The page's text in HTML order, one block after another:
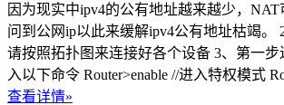
因为现实中ipv4的公有地址越来越少，
问到公网ip以此来缓解ipv4公有地址枯竭。
请按照拓扑图来连接好各个设备 3、第一
入以下命令 Router>enable //进入特权模式
查看详情»